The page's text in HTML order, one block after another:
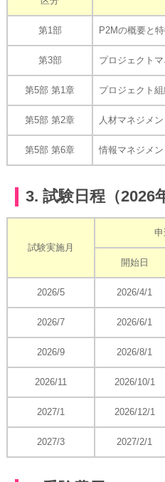
第1部 P2Mの概要と
第3部 プロジェクト
第5部 第1章 プロジェクト
第5部 第2章 人材マネジメン
第5部 第6章 情報マネジメ
3. 試験日程（2026
試験実施月
開始日
2026/5 2026/4/1
2026/7 2026/6/1
2026/9 2026/8/1
2026/11 2026/10/1
2027/1 2026/12/1
2027/3 2027/2/1